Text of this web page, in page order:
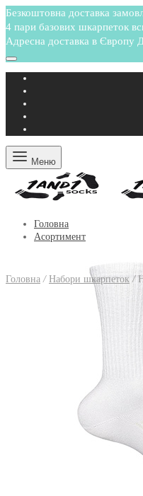
Безкоштовна доставка
4 пари базових шкарпеток
Адресна доставка в Європу
Меню
Головна
Асортимент
Головна / Набори шкарпеток /